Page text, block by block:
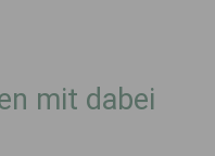
mit dabei